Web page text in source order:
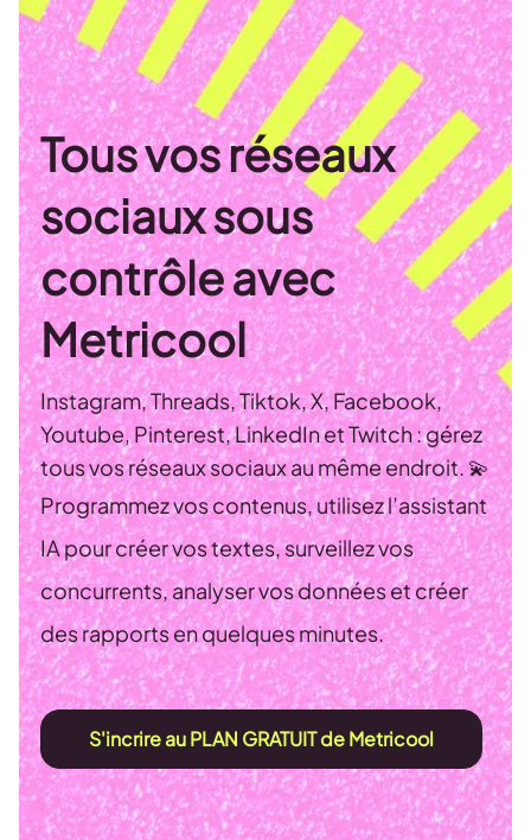
Tous vos réseaux
sociaux sous
contrôle avec
Metricool
Instagram, Threads, Tiktok, X, Facebook,
Youtube, Pinterest, LinkedIn et Twitch : gérez
tous vos réseaux sociaux au même endroit. 💫
Programmez vos contenus, utilisez l’assistant
IA pour créer vos textes, surveillez vos
concurrents, analyser vos données et créer
des rapports en quelques minutes.
S'incrire au PLAN GRATUIT de Metricool